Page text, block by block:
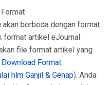
Format
akan berbeda dengan format
format artikel eJournal
file format artikel yang
Download Format
hlm Ganjil & Genap). Anda